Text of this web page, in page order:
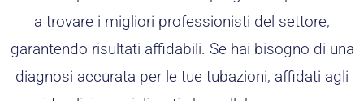
a trovare i migliori professionisti del settore,
garantendo risultati affidabili. Se hai bisogno di una
diagnosi accurata per le tue tubazioni, affidati agli